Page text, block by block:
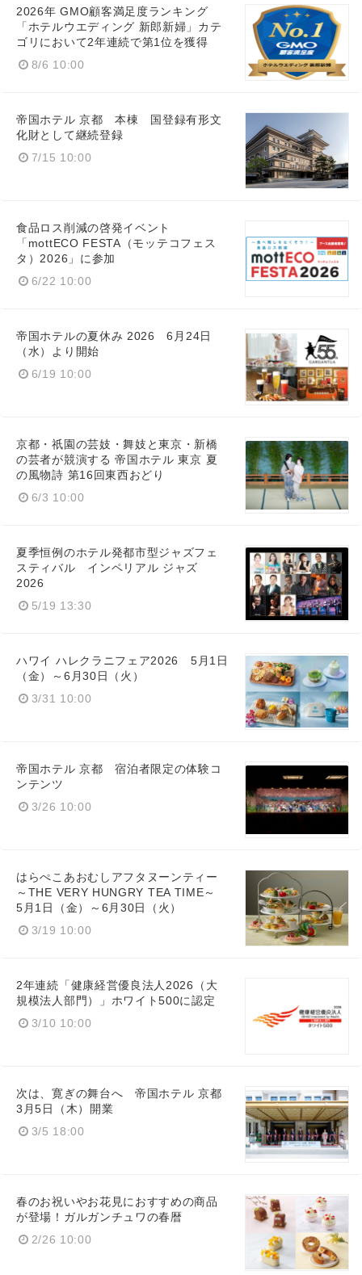
2026年 GMO顧客満足度ランキング
「ホテルウエディング 新郎新婦」カテ
ゴリにおいて2年連続で第1位を獲得
8/6 10:00
帝国ホテル 京都 本棟 国登録有形文
化財として継続登録
7/15 10:00
食品ロス削減の啓発イベント
「mottECO FESTA（モッテコフェス
タ）2026」に参加
6/22 10:00
帝国ホテルの夏休み 2026 6月24日
（水）より開始
6/19 10:00
京都・祇園の芸妓・舞妓と東京・新橋
の芸者が競演する 帝国ホテル 東京 夏
の風物詩 第16回東西おどり
6/3 10:00
夏季恒例のホテル発都市型ジャズフェ
スティバル インペリアル ジャズ
2026
5/19 13:30
ハワイ ハレクラニフェア2026 5月1日
（金）～6月30日（火）
3/31 10:00
帝国ホテル 京都 宿泊者限定の体験コ
ンテンツ
3/26 10:00
はらぺこあおむしアフタヌーンティー
～THE VERY HUNGRY TEA TIME～
5月1日（金）～6月30日（火）
3/19 10:00
2年連続「健康経営優良法人2026（大
規模法人部門）」ホワイト500に認定
3/10 10:00
次は、寛ぎの舞台へ 帝国ホテル 京都
3月5日（木）開業
3/5 18:00
春のお祝いやお花見におすすめの商品
が登場！ガルガンチュワの春暦
2/26 10:00